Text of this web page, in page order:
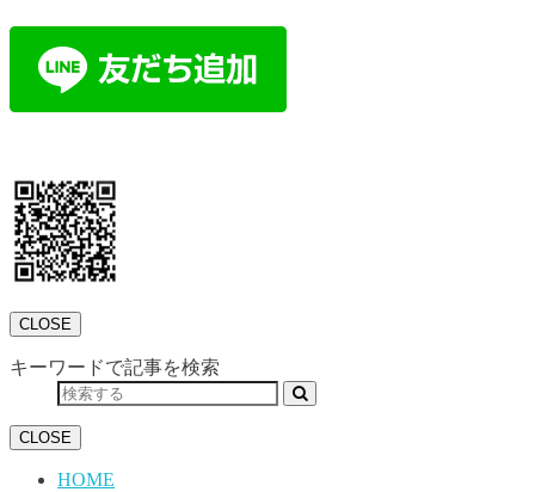
CLOSE
キーワードで記事を検索
CLOSE
HOME